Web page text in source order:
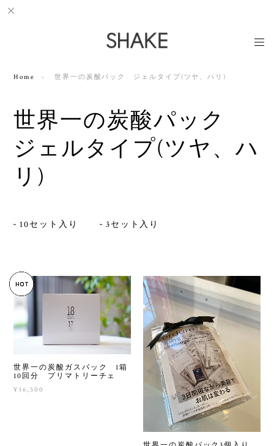
Home 世界一の炭酸パック ジェルタイプ(ツヤ、ハリ)
世界一の炭酸パック
ジェルタイプ(ツヤ、ハ
リ)
10セット入り 3セット入り
世界一の炭酸ガスパック 1箱
10回分 プリマトリーチェ
¥16,500